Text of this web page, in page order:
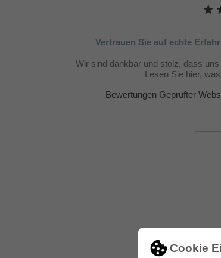
Cookie
Vertrauen Sie auf echte
Wir sind dankbar und stolz, dass uns
Lesen Sie hier,
Bewertungen Geprüfter